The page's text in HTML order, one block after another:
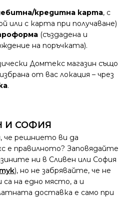
кредитна карта, с
или с карта при получаване)
(създадена и
на поръчката).
Домтекс магазин също
от вас локация – чрез
.
И СОФИЯ
че решнието ви да
е правилното? Заповядайте
ни в Сливен или София
тук), но не забрявайте, че не
на едно място, а и
доставка е само при